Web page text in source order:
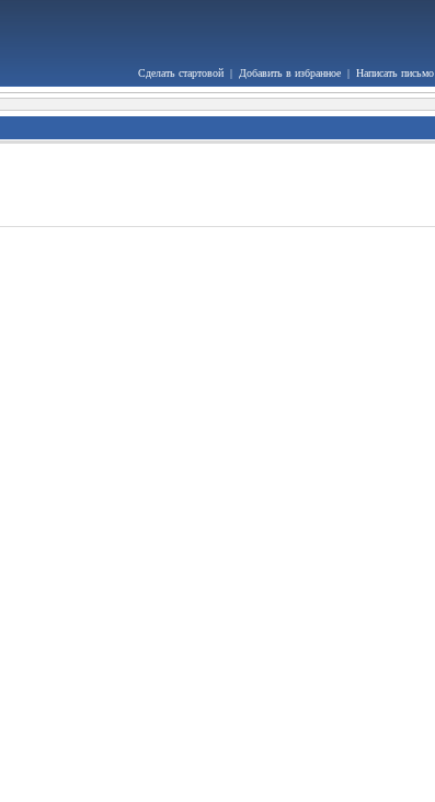
Сделать стартовой | Добавить в избранное | Написать письмо